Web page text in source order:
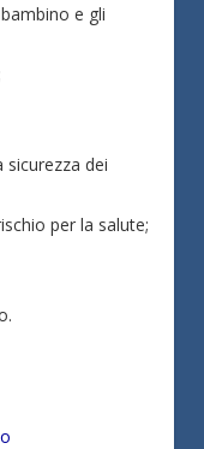
e gli
dei
per la salute;